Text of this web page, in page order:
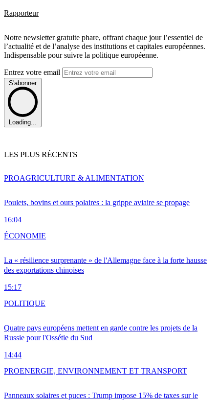
Rapporteur
Notre newsletter gratuite phare, offrant chaque jour l’essentiel de
l’actualité et de l’analyse des institutions et capitales européennes.
Indispensable pour suivre la politique européenne.
Entrez votre email
S'abonner
Loading...
LES PLUS RÉCENTS
Poulets, bovins et ours polaires : la grippe aviaire se propage
16:04
PROAGRICULTURE & ALIMENTATION
La « résilience surprenante » de l'Allemagne face à la forte hausse
des exportations chinoises
15:17
ÉCONOMIE
Quatre pays européens mettent en garde contre les projets de la
Russie pour l'Ossétie du Sud
14:44
POLITIQUE
Panneaux solaires et puces : Trump impose 15% de taxes sur le
PROENERGIE, ENVIRONNEMENT ET TRANSPORT